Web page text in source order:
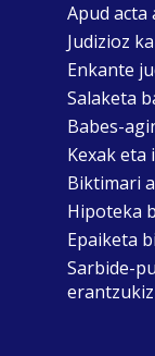
Apud acta
Judizioz
Enkante
Salaketa
Babes-
Kexak
Biktimari
Hipoteka
Epaiketa
Sarbide-